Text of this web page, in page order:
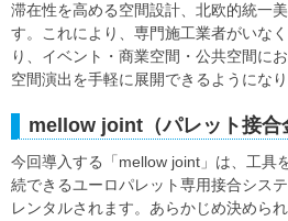
滞在性を高める空間設計、北欧的統一
す。これにより、専門施工業者がいな
り、イベント・商業空間・公共空間に
空間演出を手軽に展開できるようになり
mellow joint（パレット接合
今回導入する「mellow joint」は、工具
続できるユーロパレット専用接合シス
レンタルされます。あらかじめ決めら